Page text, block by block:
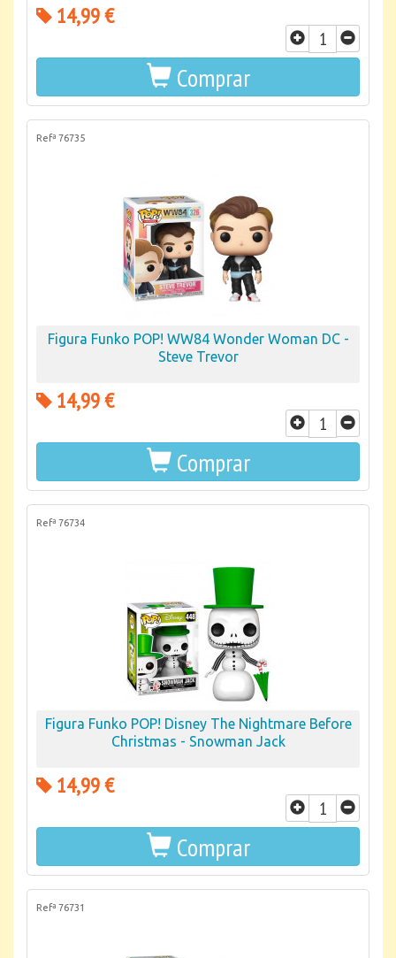
14,99 €
Comprar
Refª 76735
Figura Funko POP! WW84 Wonder Woman DC -
Steve Trevor
14,99 €
Comprar
Refª 76734
Figura Funko POP! Disney The Nightmare Before
Christmas - Snowman Jack
14,99 €
Comprar
Refª 76731